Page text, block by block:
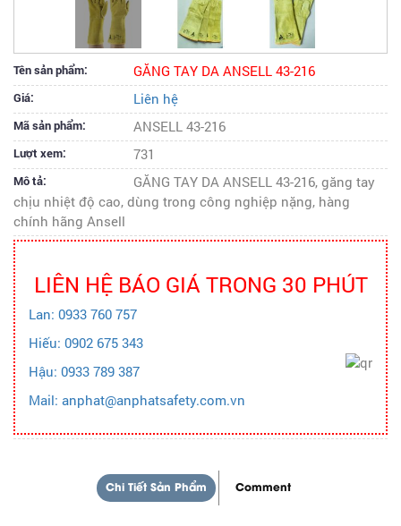
Tên sản phẩm: GĂNG TAY DA ANSELL 43-216
Giá: Liên hệ
Mã sản phẩm: ANSELL 43-216
Lượt xem: 731
Mô tả:
GĂNG TAY DA ANSELL 43-216, găng tay
chịu nhiệt độ cao, dùng trong công nghiệp nặng, hàng
chính hãng Ansell
LIÊN HỆ BÁO GIÁ TRONG 30 PHÚT
Lan: 0933 760 757
Hiếu: 0902 675 343
Hậu: 0933 789 387
Mail: anphat@anphatsafety.com.vn
Chi Tiết Sản Phẩm Comment